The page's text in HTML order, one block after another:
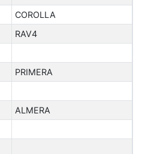
COROLLA
RAV4
PRIMERA
ALMERA